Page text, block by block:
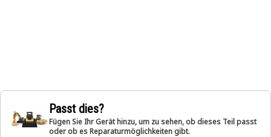
Passt dies?
Fügen Sie Ihr Gerät hinzu, um zu sehen, ob dieses Teil passt
oder ob es Reparaturmöglichkeiten gibt.